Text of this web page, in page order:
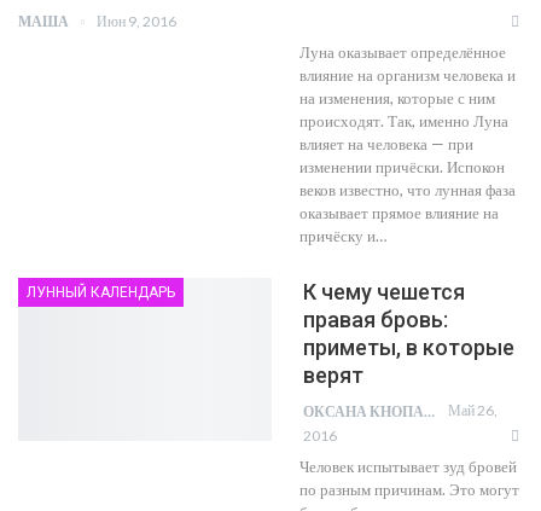
МАША Июн 9, 2016
Луна оказывает определённое
влияние на организм человека и
на изменения, которые с ним
происходят. Так, именно Луна
влияет на человека — при
изменении причёски. Испокон
веков известно, что лунная фаза
оказывает прямое влияние на
причёску и…
ЛУННЫЙ КАЛЕНДАРЬ
К чему чешется
правая бровь:
приметы, в которые
верят
ОКСАНА КНОПА
Май 26,
2016
Человек испытывает зуд бровей
по разным причинам. Это могут